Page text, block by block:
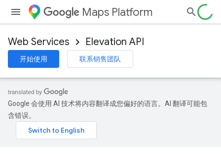
Maps Platform
Web Services Elevation API
开始使用 联系销售团队
Google 会使用 AI 技术将内容翻译成您偏好的语言。AI 翻译可能包
含错误。